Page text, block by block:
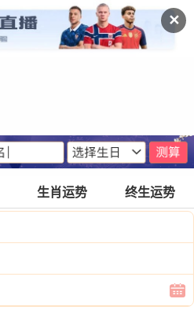
✕
生肖运势 终生运势